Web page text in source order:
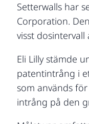
Setterwalls har
Corporation.
visst
Eli Lilly stämde
patentintrång i
som används
intrång på den